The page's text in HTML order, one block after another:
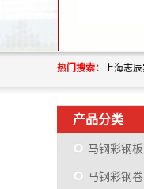
热门搜索：
产品分类
马钢彩钢板
马钢彩钢卷